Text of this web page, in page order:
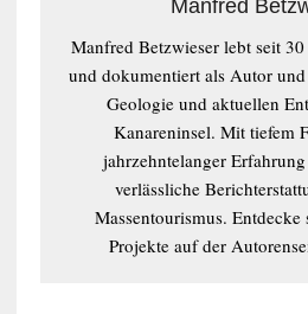
Manfred
Manfred Betzwieser lebt seit
und dokumentiert als Autor
Geologie und aktuellen
Kanareninsel. Mit tiefem
jahrzehntelanger
verlässliche
Massentourismus.
Projekte auf der